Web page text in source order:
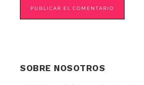
SOBRE NOSOTROS